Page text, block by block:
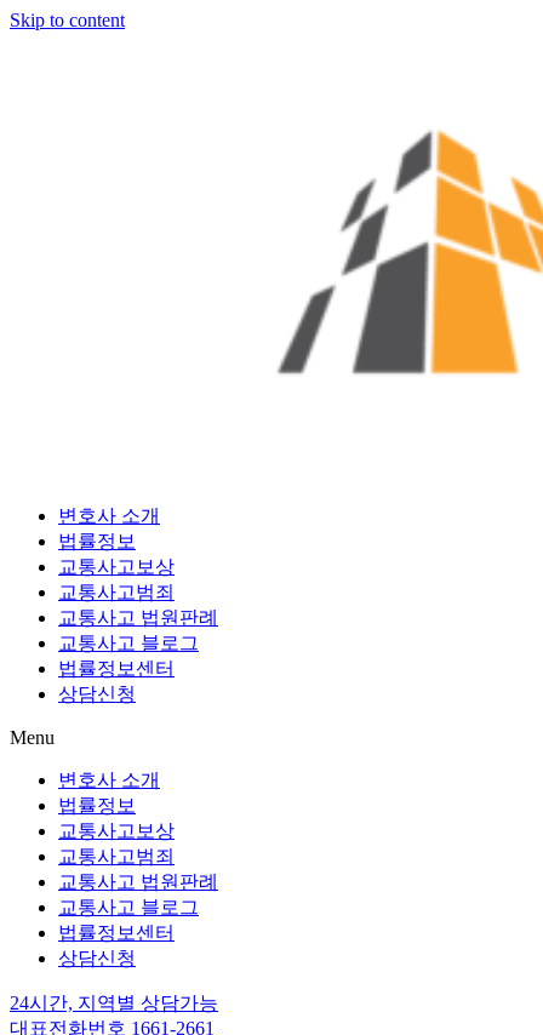
Skip to content
변호사 소개
법률정보
교통사고보상
교통사고범죄
교통사고 법원판례
교통사고 블로그
법률정보센터
상담신청
Menu
변호사 소개
법률정보
교통사고보상
교통사고범죄
교통사고 법원판례
교통사고 블로그
법률정보센터
상담신청
24시간, 지역별 상담가능
대표전화번호 1661-2661